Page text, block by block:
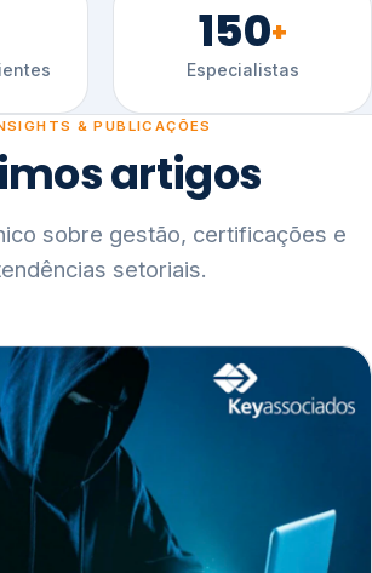
150+
Especialistas
& PUBLICAÇÕES
artigos
sobre gestão, certificações e
setoriais.